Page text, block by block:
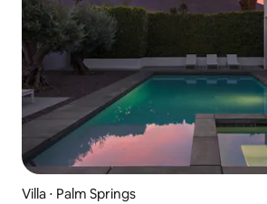
Villa ⋅ Palm Springs